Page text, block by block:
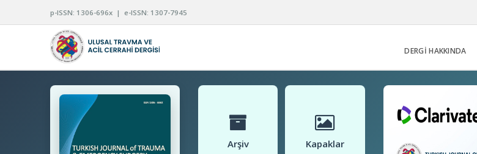
p-ISSN: 1306-696x | e-ISSN: 1307-7945
DERGİ HAKKINDA
Arşiv Kapaklar